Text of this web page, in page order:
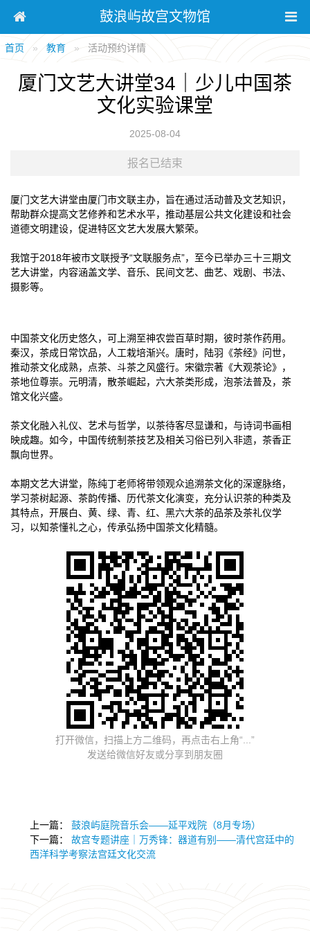
鼓浪屿故宫文物馆
首页 教育 活动预约详情
厦门文艺大讲堂34｜少儿中国茶
文化实验课堂
2025-08-04
报名已结束
厦门文艺大讲堂由厦门市文联主办，旨在通过活动普及文艺知识，
帮助群众提高文艺修养和艺术水平，推动基层公共文化建设和社会
道德文明建设，促进特区文艺大发展大繁荣。
我馆于2018年被市文联授予“文联服务点”，至今已举办三十三期文
艺大讲堂，内容涵盖文学、音乐、民间文艺、曲艺、戏剧、书法、
摄影等。
中国茶文化历史悠久，可上溯至神农尝百草时期，彼时茶作药用。
秦汉，茶成日常饮品，人工栽培渐兴。唐时，陆羽《茶经》问世，
推动茶文化成熟，点茶、斗茶之风盛行。宋徽宗著《大观茶论》，
茶地位尊崇。元明清，散茶崛起，六大茶类形成，泡茶法普及，茶
馆文化兴盛。
茶文化融入礼仪、艺术与哲学，以茶待客尽显谦和，与诗词书画相
映成趣。如今，中国传统制茶技艺及相关习俗已列入非遗，茶香正
飘向世界。
本期文艺大讲堂，陈纯丁老师将带领观众追溯茶文化的深邃脉络，
学习茶树起源、茶韵传播、历代茶文化演变，充分认识茶的种类及
其特点，开展白、黄、绿、青、红、黑六大茶的品茶及茶礼仪学
习，以知茶懂礼之心，传承弘扬中国茶文化精髓。
打开微信，扫描上方二维码，再点击右上角“...”
发送给微信好友或分享到朋友圈
上一篇：
鼓浪屿庭院音乐会——延平戏院（8月专场）
下一篇：
故宫专题讲座｜万秀锋：器道有别——清代宫廷中的
西洋科学考察法宫廷文化交流